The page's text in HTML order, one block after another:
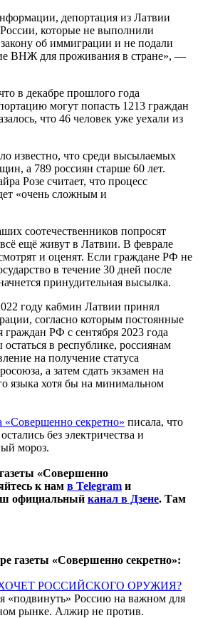
депортация из Латвии
которые не выполнили
об иммиграции и не подали
ВНЖ для проживания в стране», —
в декабре прошлого года
могут попасть 1213 граждан
что 46 человек уже уехали из
известно, что среди высылаемых
а 789 россиян старше 60 лет.
Розе считает, что процесс
«очень сложным и
соотечественников попросят
ещё живут в Латвии. В феврале
и оценят. Если граждане РФ не
в течение 30 дней после
принудительная высылка.
году кабмин Латвии принял
согласно которым постоянные
РФ с сентября 2023 года
в республике, россиянам
на получение статуса
а затем сдать экзамен на
языка хотя бы на минимальном
«Совершенно секретно» писала, что
без электричества и
мороз.
«Совершенно
к нам в Telegram и
официальный канал в Дзене. Там
газеты «Совершенно секретно»:
РОССИЙСКОГО ОРУЖИЯ?
«подвинуть» Россию на важном для
рынке. Алжир не против.